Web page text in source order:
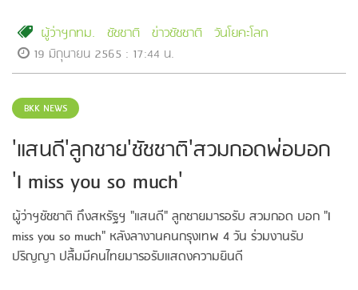
ผู้ว่าฯกทม. ชัชชาติ ข่าวชัชชาติ วันโยคะโลก
19 มิถุนายน 2565 : 17:44 น.
BKK NEWS
'แสนดี'ลูกชาย'ชัชชาติ'สวมกอดพ่อบอก
'I miss you so much'
ผู้ว่าฯชัชชาติ ถึงสหรัฐฯ "แสนดี" ลูกชายมารอรับ สวมกอด บอก "I
miss you so much" หลังลางานคนกรุงเทพ 4 วัน ร่วมงานรับ
ปริญญา ปลื้มมีคนไทยมารอรับแสดงความยินดี